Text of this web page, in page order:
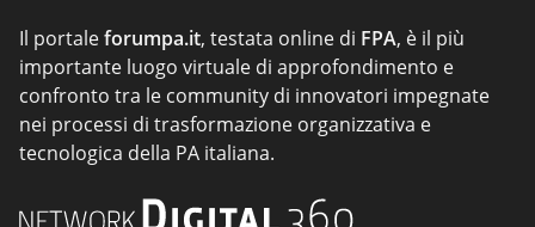
Il portaleforumpa.it, testata online di FPA, è il più
importante luogo virtuale di approfondimento e
confronto tra le community di innovatori impegnate
nei processi di trasformazione organizzativa e
tecnologica della PA italiana.